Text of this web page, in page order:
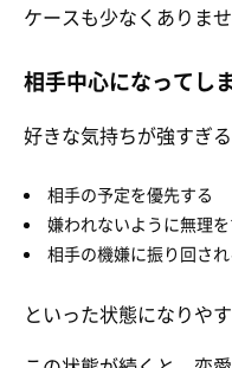
ケースも少なくありませ
相手中心になってし
好きな気持ちが強すぎる
相手の予定を優先する
嫌われないように無理を
相手の機嫌に振り回され
といった状態になりや